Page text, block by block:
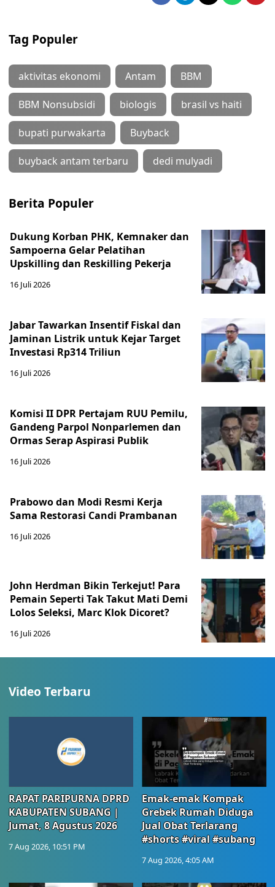
Tag Populer
aktivitas ekonomi Antam BBM
BBM Nonsubsidi biologis brasil vs haiti
bupati purwakarta Buyback
buyback antam terbaru dedi mulyadi
Berita Populer
Dukung Korban PHK, Kemnaker dan
Sampoerna Gelar Pelatihan
Upskilling dan Reskilling Pekerja
16 Juli 2026
Jabar Tawarkan Insentif Fiskal dan
Jaminan Listrik untuk Kejar Target
Investasi Rp314 Triliun
16 Juli 2026
Komisi II DPR Pertajam RUU Pemilu,
Gandeng Parpol Nonparlemen dan
Ormas Serap Aspirasi Publik
16 Juli 2026
Prabowo dan Modi Resmi Kerja
Sama Restorasi Candi Prambanan
16 Juli 2026
John Herdman Bikin Terkejut! Para
Pemain Seperti Tak Takut Mati Demi
Lolos Seleksi, Marc Klok Dicoret?
16 Juli 2026
Video Terbaru
RAPAT PARIPURNA DPRD
KABUPATEN SUBANG |
Jumat, 8 Agustus 2026
7 Aug 2026, 10:51 PM
Emak-emak Kompak
Grebek Rumah Diduga
Jual Obat Terlarang
#shorts #viral #subang
7 Aug 2026, 4:05 AM